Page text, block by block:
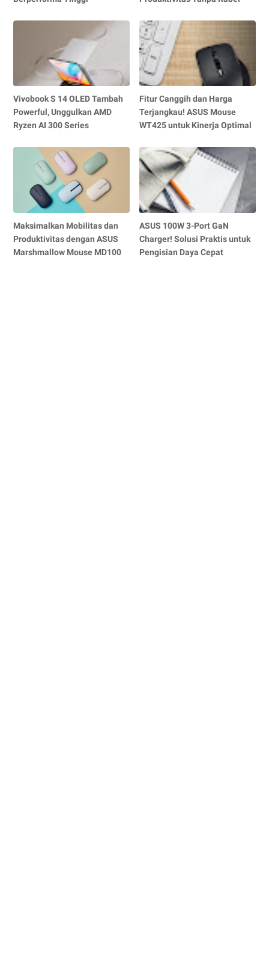
Vivobook S 14 OLED Tambah
Powerful, Unggulkan AMD
Ryzen AI 300 Series
Fitur Canggih dan Harga
Terjangkau! ASUS Mouse
WT425 untuk Kinerja Optimal
Maksimalkan Mobilitas dan
Produktivitas dengan ASUS
Marshmallow Mouse MD100
ASUS 100W 3-Port GaN
Charger! Solusi Praktis untuk
Pengisian Daya Cepat